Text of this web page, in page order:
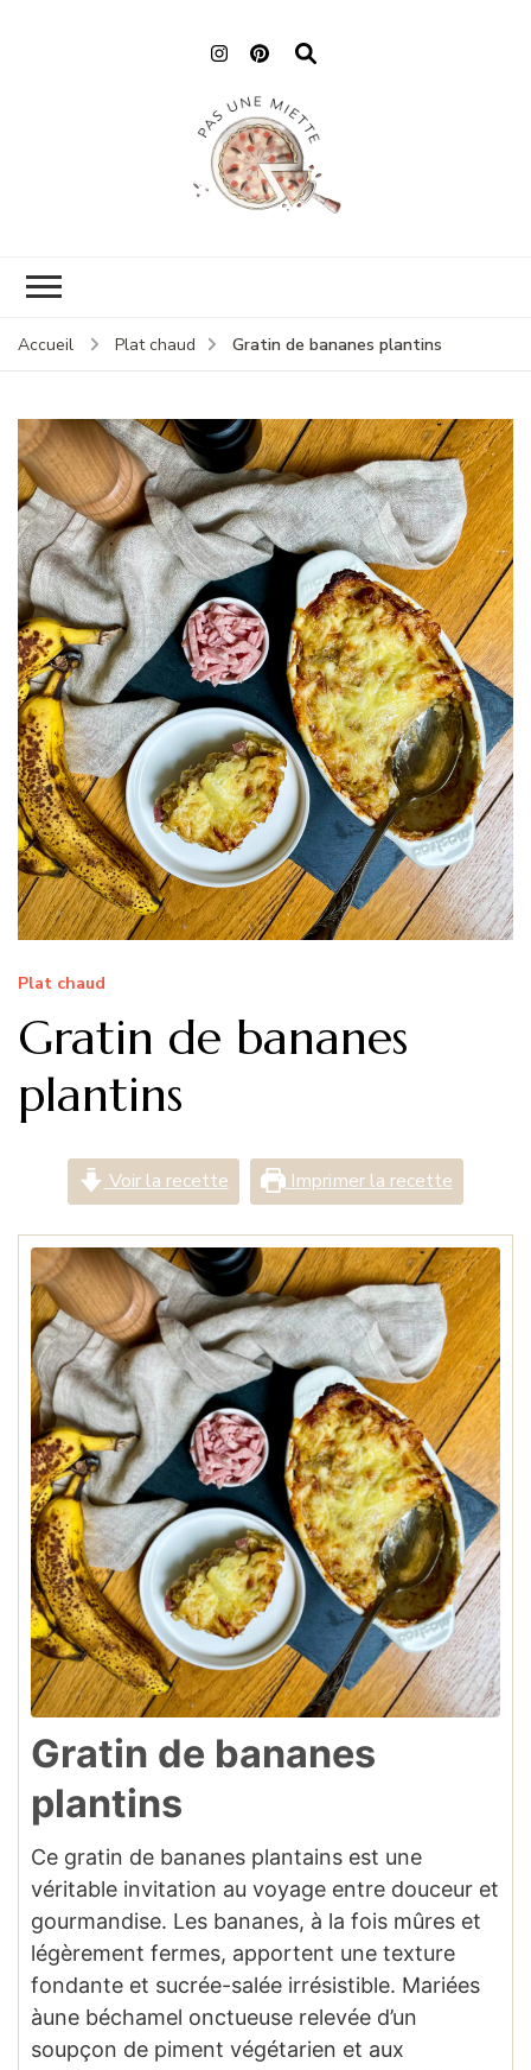
Accueil Plat chaud Gratin de bananes plantins
Plat chaud
Gratin de bananes
plantins
Voir la recette Imprimer la recette
Gratin de bananes
plantins
Ce gratin de bananes plantains est une
véritable invitation au voyage entre douceur et
gourmandise. Les bananes, à la fois mûres et
légèrement fermes, apportent une texture
fondante et sucrée-salée irrésistible. Mariées
àune béchamel onctueuse relevée d’un
soupçon de piment végétarien et aux